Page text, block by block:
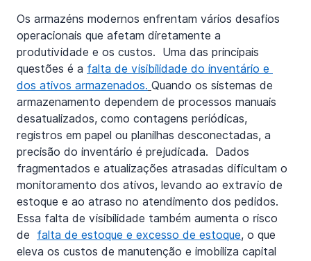
Os armazéns modernos enfrentam vários desafios
operacionais que afetam diretamente a
produtividade e os custos.  Uma das principais
questões é a falta de visibilidade do inventário e
dos ativos armazenados. Quando os sistemas de
armazenamento dependem de processos manuais
desatualizados, como contagens periódicas,
registros em papel ou planilhas desconectadas, a
precisão do inventário é prejudicada.  Dados
fragmentados e atualizações atrasadas dificultam o
monitoramento dos ativos, levando ao extravio de
estoque e ao atraso no atendimento dos pedidos.
Essa falta de visibilidade também aumenta o risco
de falta de estoque e excesso de estoque, o que
eleva os custos de manutenção e imobiliza capital